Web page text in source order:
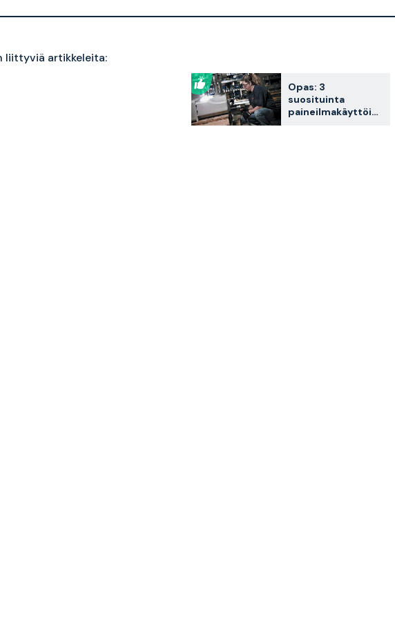
liittyviä artikkeleita:
Opas: 3
suosituinta
paineilmakäyttöist